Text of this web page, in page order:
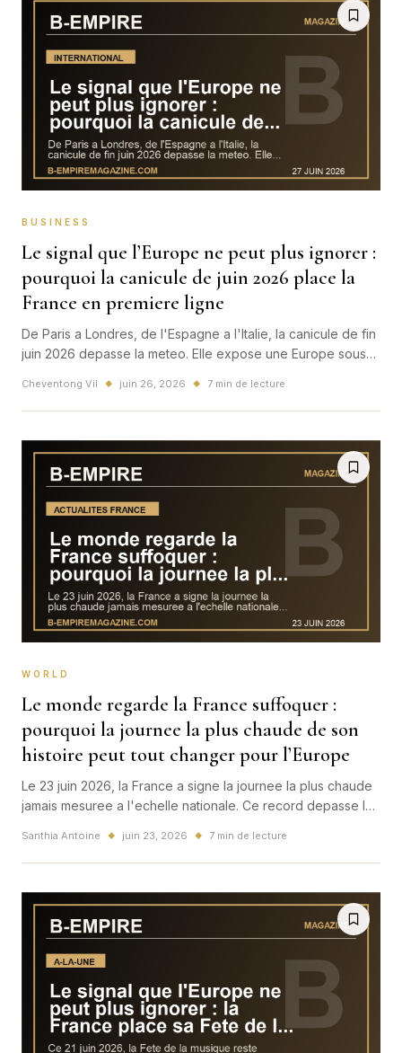
BUSINESS
Le signal que l’Europe ne peut plus ignorer :
pourquoi la canicule de juin 2026 place la
France en premiere ligne
De Paris a Londres, de l'Espagne a l'Italie, la canicule de fin
juin 2026 depasse la meteo. Elle expose une Europe sous
economique et culturel.
Cheventong Vil ◆ juin 26, 2026 ◆ 7 min de lecture
WORLD
Le monde regarde la France suffoquer :
pourquoi la journee la plus chaude de son
histoire peut tout changer pour l’Europe
Le 23 juin 2026, la France a signe la journee la plus chaude
jamais mesuree a l'echelle nationale. Ce record depasse la
tourisme et deja l'economie.
Santhia Antoine ◆ juin 23, 2026 ◆ 7 min de lecture